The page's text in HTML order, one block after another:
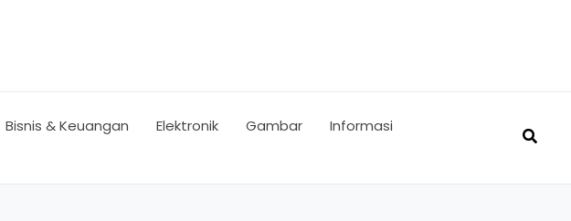
Bisnis & Keuangan Elektronik Gambar
Informasi